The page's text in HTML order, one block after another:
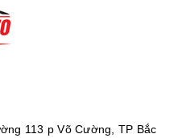
113 p Võ Cường, TP Bắc